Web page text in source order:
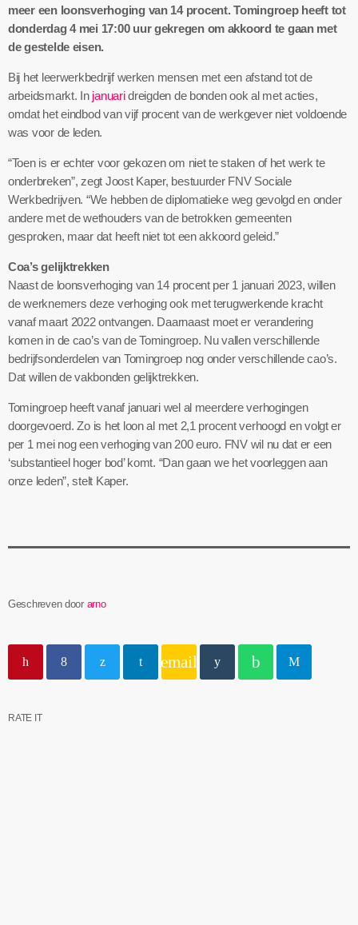
meer een loonsverhoging van 14 procent. Tomingroep heeft tot
donderdag 4 mei 17:00 uur gekregen om akkoord te gaan met
de gestelde eisen.
Bij het leerwerkbedrijf werken mensen met een afstand tot de
arbeidsmarkt. In januaridreigden de bonden ook al met acties,
omdat het eindbod van vijf procent van de werkgever niet voldoende
was voor de leden.
“Toen is er echter voor gekozen om niet te staken of het werk te
onderbreken”, zegt Joost Kaper, bestuurder FNV Sociale
Werkbedrijven. “We hebben de diplomatieke weg gevolgd en onder
andere met de wethouders van de betrokken gemeenten
gesproken, maar dat heeft niet tot een akkoord geleid.”
Coa’s gelijktrekken
Naast de loonsverhoging van 14 procent per 1 januari 2023, willen
de werknemers deze verhoging ook met terugwerkende kracht
vanaf maart 2022 ontvangen. Daarnaast moet er verandering
komen in de cao’s van de Tomingroep. Nu vallen verschillende
bedrijfsonderdelen van Tomingroep nog onder verschillende cao’s.
Dat willen de vakbonden gelijktrekken.
Tomingroep heeft vanaf januari wel al meerdere verhogingen
doorgevoerd. Zo is het loon al met 2,1 procent verhoogd en volgt er
per 1 mei nog een verhoging van 200 euro. FNV wil nu dat er een
‘substantieel hoger bod’ komt. “Dan gaan we het voorleggen aan
onze leden”, stelt Kaper.
Geschreven door arno
email
RATE IT